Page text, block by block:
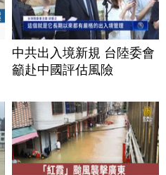
中共出入境新規 台陸委會
籲赴中國評估風險